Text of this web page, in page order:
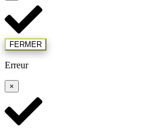
FERMER
Erreur
×